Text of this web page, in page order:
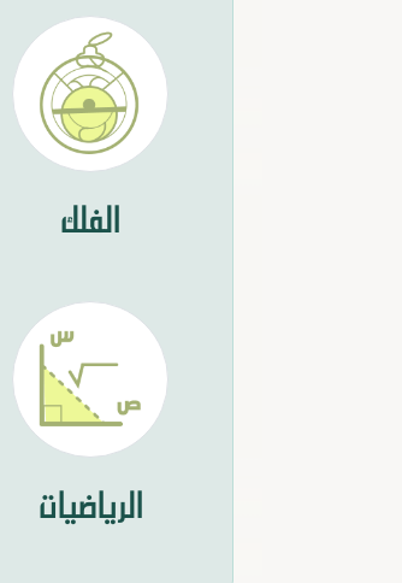
الفلك
الرياضيات